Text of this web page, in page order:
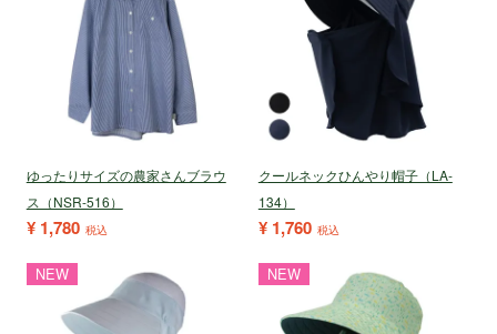
ゆったりサイズの農家さんブラウ
ス（NSR-516）
¥ 1,780 税込
クールネックひんやり帽子（LA-
134）
¥ 1,760 税込
NEW NEW